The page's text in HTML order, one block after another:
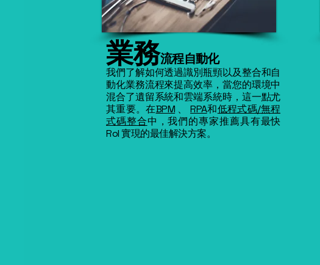
業務流程自動化
我們了解如何透過識別瓶頸以及整合和自
動化業務流程來提高效率，當您的環境中
混合了遺留系統和雲端系統時，這一點尤
其重要。在BPM 、RPA和低程式碼/無程
式碼整合中，我們的專家推薦具有最快
RoI 實現的最佳解決方案。